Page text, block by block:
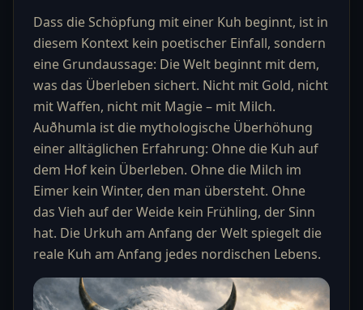
Dass die Schöpfung mit einer Kuh beginnt, ist in
diesem Kontext kein poetischer Einfall, sondern
eine Grundaussage: Die Welt beginnt mit dem,
was das Überleben sichert. Nicht mit Gold, nicht
mit Waffen, nicht mit Magie – mit Milch.
Auðhumla ist die mythologische Überhöhung
einer alltäglichen Erfahrung: Ohne die Kuh auf
dem Hof kein Überleben. Ohne die Milch im
Eimer kein Winter, den man übersteht. Ohne
das Vieh auf der Weide kein Frühling, der Sinn
hat. Die Urkuh am Anfang der Welt spiegelt die
reale Kuh am Anfang jedes nordischen Lebens.